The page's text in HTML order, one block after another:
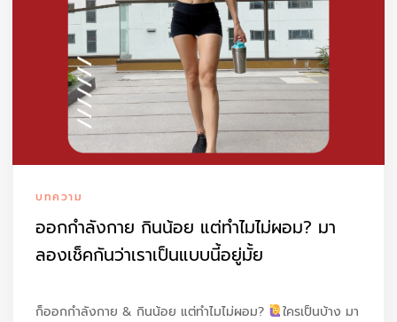
บทความ
ออกกำลังกาย กินน้อย แต่ทำไมไม่ผอม? มา
ลองเช็คกันว่าเราเป็นแบบนี้อยู่มั้ย
ก็ออกกำลังกาย & กินน้อย แต่ทำไมไม่ผอม?
ใครเป็นบ้าง มา